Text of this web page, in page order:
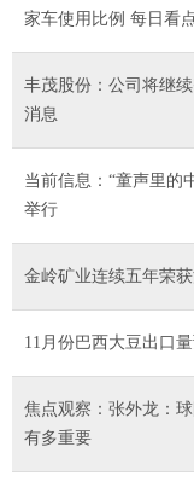
家车使用比例 每日看
丰茂股份：公司将继
消息
当前信息：“童声里的
举行
金岭矿业连续五年荣
11月份巴西大豆出口
焦点观察：张外龙：
有多重要